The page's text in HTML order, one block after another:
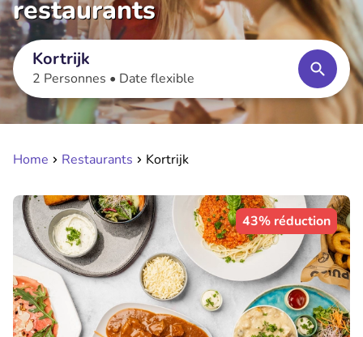
restaurants
Kortrijk
2 Personnes • Date flexible
Home Restaurants Kortrijk
43% réduction